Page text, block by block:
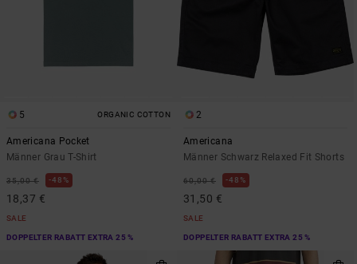
5 ORGANIC COTTON
Americana Pocket
Männer Grau T-Shirt
35,00 € 48%
18,37 €
SALE
DOPPELTER RABATT EXTRA 25 %
2
Americana
Männer Schwarz Relaxed Fit Shorts
60,00 € 48%
31,50 €
SALE
DOPPELTER RABATT EXTRA 25 %